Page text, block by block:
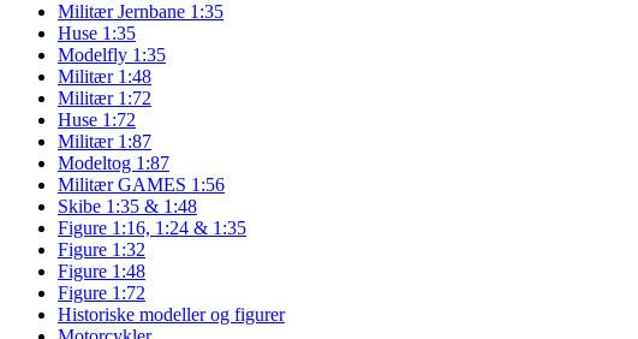
Militær Jernbane 1:35
Huse 1:35
Modelfly 1:35
Militær 1:48
Militær 1:72
Huse 1:72
Militær 1:87
Modeltog 1:87
Militær GAMES 1:56
Skibe 1:35 & 1:48
Figure 1:16, 1:24 & 1:35
Figure 1:32
Figure 1:48
Figure 1:72
Historiske modeller og figurer